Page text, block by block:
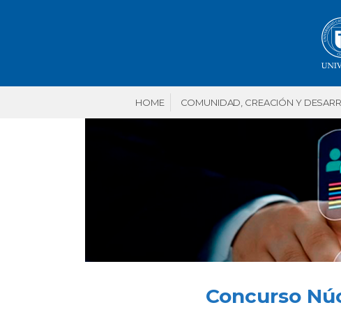
HOME COMUNIDAD, CREACIÓN Y
Concurso